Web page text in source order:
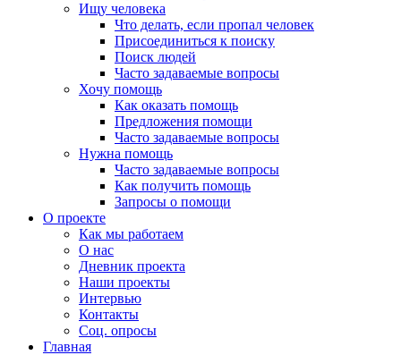
Ищу человека
Что делать, если пропал человек
Присоединиться к поиску
Поиск людей
Часто задаваемые вопросы
Хочу помощь
Как оказать помощь
Предложения помощи
Часто задаваемые вопросы
Нужна помощь
Часто задаваемые вопросы
Как получить помощь
Запросы о помощи
О проекте
Как мы работаем
О нас
Дневник проекта
Наши проекты
Интервью
Контакты
Соц. опросы
Главная